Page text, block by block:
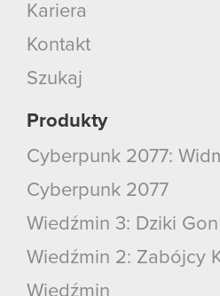
Kariera
Kontakt
Szukaj
Produkty
Cyberpunk 2077:
Cyberpunk 2077
Wiedźmin 3: Dziki Gon
Wiedźmin 2: Zabójcy
Wiedźmin